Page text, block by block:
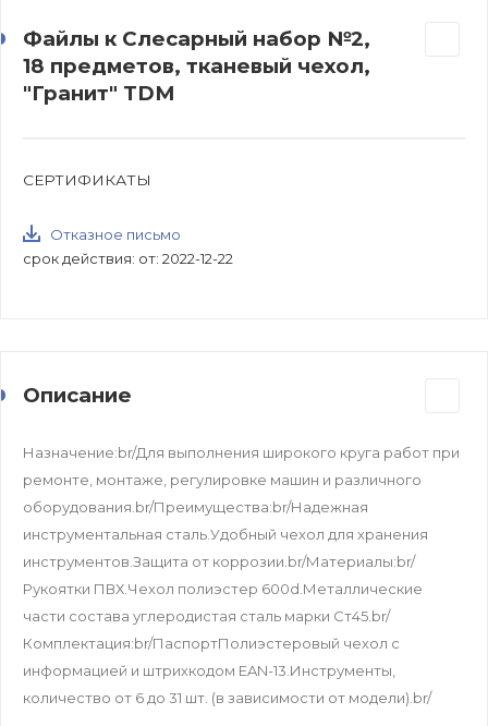
Файлы к Слесарный набор №2,
18 предметов, тканевый чехол,
"Гранит" TDM
СЕРТИФИКАТЫ
Отказное письмо
срок действия: от: 2022-12-22
Описание
Назначение:br/Для выполнения широкого круга работ при
ремонте, монтаже, регулировке машин и различного
оборудования.br/Преимущества:br/Надежная
инструментальная сталь.Удобный чехол для хранения
инструментов.Защита от коррозии.br/Материалы:br/
Рукоятки ПВХ.Чехол полиэстер 600d.Металлические
части состава углеродистая сталь марки Ст45.br/
Комплектация:br/ПаспортПолиэстеровый чехол с
информацией и штрихкодом EAN-13.Инструменты,
количество от 6 до 31 шт. (в зависимости от модели).br/